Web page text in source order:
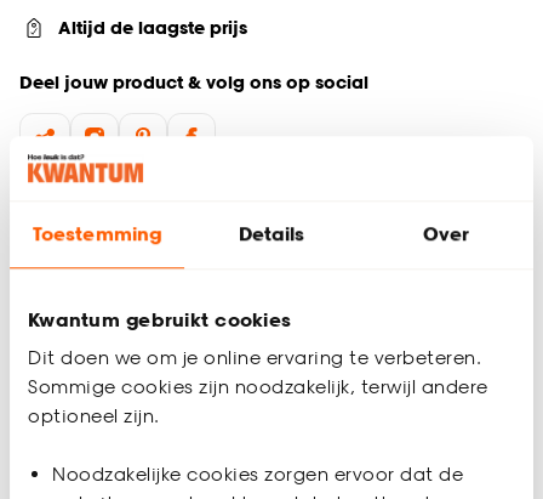
Toestemming Details Over
Kwantum gebruikt cookies
Dit doen we om je online ervaring te verbeteren.
Sommige cookies zijn noodzakelijk, terwijl andere
optioneel zijn.
Noodzakelijke cookies zorgen ervoor dat de
Altijd de laagste prijs
Deel jouw product & volg ons op social
Aantal zitplaatsen: 4
3-delige tuinset
Geleverd inclusief tuinkussens
Totale afmetingen loungefauteuil: 65x84x74,5 cm (bxlxh)
Totale afmetingen loungebank: 129x84x74,5 cm (bxlxh)
Metalen tuinstoelen en armleuningen die voorzien zijn
van houten accenten
en verleng de levensduur van je tuinset
Productspecificaties